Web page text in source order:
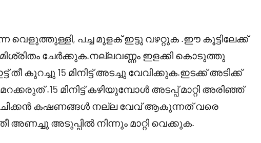
വെളുത്തുള്ളി, പച്ച മുളക് ഇട്ടു വഴറ്റുക .ഈ കൂട്ടിലേക്ക്
ചേർക്കുക.നല്ലവണ്ണം ഇളക്കി കൊടുത്തു
കുറച്ചു 15 മിനിട്ട് അടച്ചു വേവിക്കുക.ഇടക്ക് അടിക്ക്
.15 മിനിട്ട് കഴിയുമ്പോൾ അടപ്പ് മാറ്റി അരിഞ്ഞ്
ചിക്കൻ കഷണങ്ങൾ നല്ല വേവ് ആകുന്നത് വരെ
അടുപ്പിൽ നിന്നും മാറ്റി വെക്കുക.